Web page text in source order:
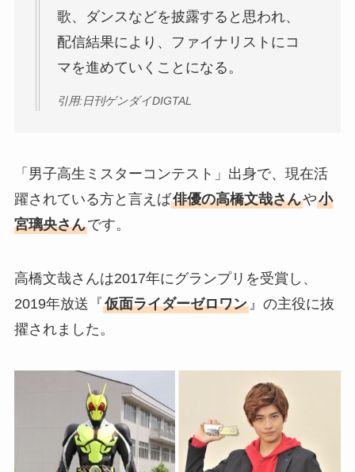
歌、ダンスなどを披露すると思われ、
配信結果により、ファイナリストにコ
マを進めていくことになる。
引用:日刊ゲンダイDIGTAL
「男子高生ミスターコンテスト」出身で、現在活
躍されている方と言えば俳優の高橋文哉さんや小
宮璃央さんです。
高橋文哉さんは2017年にグランプリを受賞し、
2019年放送『仮面ライダーゼロワン』の主役に抜
擢されました。